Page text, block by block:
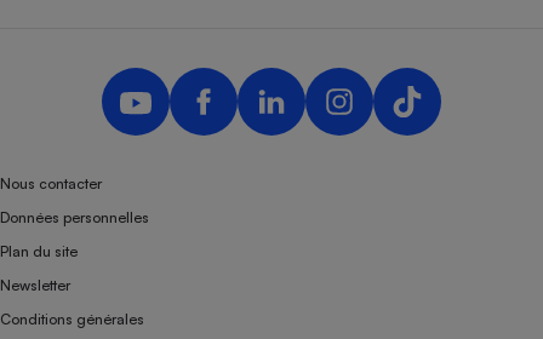
Nous contacter
Données personnelles
Plan du site
Newsletter
Conditions générales